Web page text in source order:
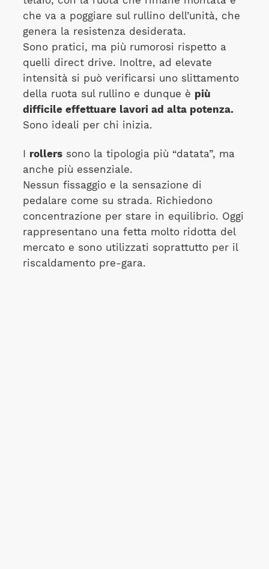
che va a poggiare sul rullino dell’unità, che
genera la resistenza desiderata.
Sono pratici, ma più rumorosi rispetto a
quelli direct drive. Inoltre, ad elevate
intensità si può verificarsi uno slittamento
della ruota sul rullino e dunque è più
difficile effettuare lavori ad alta potenza.
Sono ideali per chi inizia.
rollerssono la tipologia più “datata”, ma
anche più essenziale.
Nessun fissaggio e la sensazione di
pedalare come su strada. Richiedono
concentrazione per stare in equilibrio. Oggi
rappresentano una fetta molto ridotta del
mercato e sono utilizzati soprattutto per il
riscaldamento pre-gara.